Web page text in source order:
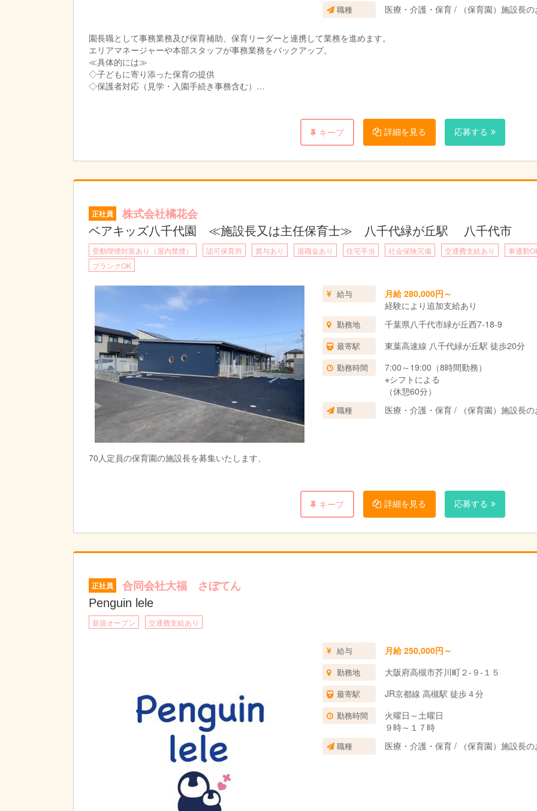
職種 医療・介護・保育 / （保育園）施設長
園長職として事務業務及び保育補助、保育リーダーと連携して業務を進めます。
エリアマネージャーや本部スタッフが事務業務をバックアップ。
≪具体的には≫
◇子どもに寄り添った保育の提供
◇保護者対応（見学・入園手続き事務含む）
キープ
詳細を見る 応募する
正社員 株式会社橘花会
ベアキッズ八千代園 ≪施設長又は主任保育士≫ 八千代緑が丘駅 八千代市
受動喫煙対策あり（屋内禁煙） 認可保育所 賞与あり 退職金あり 住宅手当 社会保険完備 交通費支給あり
車通勤
ブランクOK
給与
月給 280,000円～
経験により追加支給あり
勤務地 千葉県八千代市緑が丘西7-18-9
最寄駅 東葉高速線 八千代緑が丘駅 徒歩20分
勤務時間
7:00～19:00（8時間勤務）
※シフトによる
（休憩60分）
職種 医療・介護・保育 / （保育園）施設長
70人定員の保育園の施設長を募集いたします、
キープ 詳細を見る 応募する
正社員 合同会社大福 さぼてん
Penguin lele
新規オープン 交通費支給あり
給与 月給 250,000円～
勤務地 大阪府高槻市芥川町２‐９‐１５
最寄駅 JR京都線 高槻駅 徒歩４分
勤務時間
火曜日～土曜日
９時～１７時
職種 医療・介護・保育 / （保育園）施設長